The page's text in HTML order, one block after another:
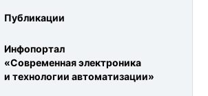
Публикации
Инфопортал
«Современная электроника
и технологии автоматизации»